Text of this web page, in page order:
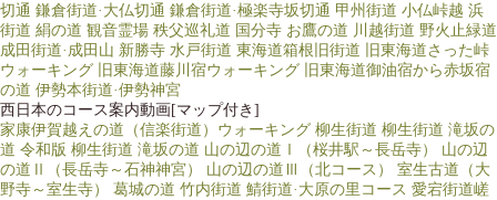
切通 鎌倉街道·大仏切通 鎌倉街道·極楽寺坂切通 甲州街道 小仏峠越 浜
街道 絹の道 観音霊場 秩父巡礼道 国分寺 お鷹の道 川越街道 野火止緑道
成田街道·成田山 新勝寺 水戸街道 東海道箱根旧街道
旧東海道さった峠
ウォーキング
旧東海道藤川宿ウォーキング
旧東海道御油宿から赤坂宿
の道 伊勢本街道·伊勢神宮
西日本のコース案内動画[マップ付き]
家康伊賀越えの道（信楽街道）ウォーキング 柳生街道 柳生街道 滝坂の
道 令和版 柳生街道 滝坂の道 山の辺の道Ⅰ（桜井駅～長岳寺）
山の辺
の道Ⅱ（長岳寺～石神神宮）
山の辺の道Ⅲ（北コース）
室生古道（大
野寺～室生寺）
葛城の道 竹内街道 鯖街道·大原の里コース 愛宕街道嵯